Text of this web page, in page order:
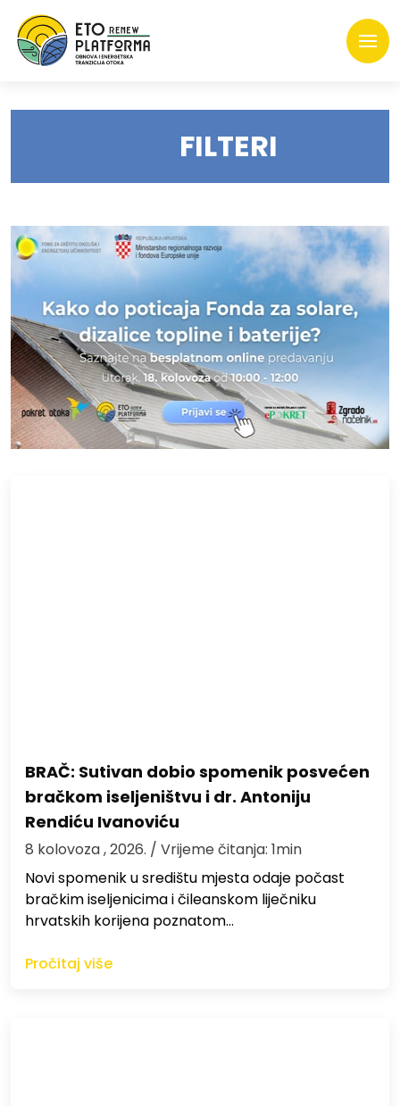
FILTERI
BRAČ: Sutivan dobio spomenik posvećen
bračkom iseljeništvu i dr. Antoniju
Rendiću Ivanoviću
8 kolovoza , 2026. / Vrijeme čitanja: 1min
Novi spomenik u središtu mjesta odaje počast
bračkim iseljenicima i čileanskom liječniku
hrvatskih korijena poznatom…
Pročitaj više